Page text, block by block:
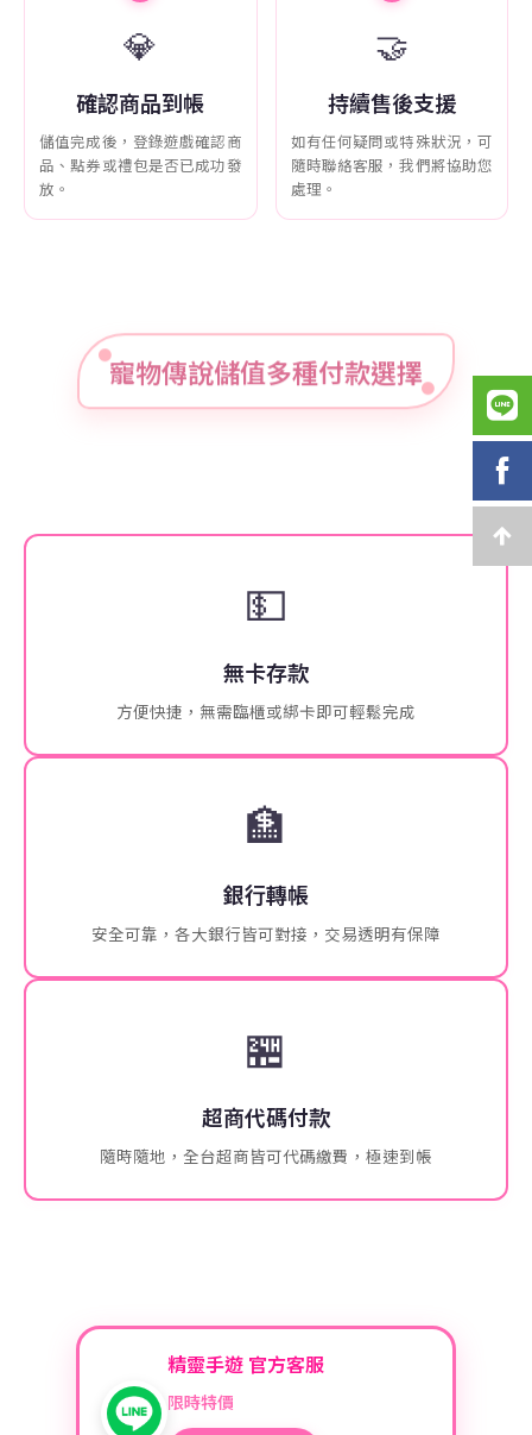
💎
確認商品到帳
儲值完成後，登錄遊戲確認商
品、點券或禮包是否已成功發
放。
🤝
持續售後支援
如有任何疑問或特殊狀況，可
隨時聯絡客服，我們將協助您
處理。
寵物傳說儲值多種付款選擇
💵
無卡存款
方便快捷，無需臨櫃或綁卡即可輕鬆完成
🏦
銀行轉帳
安全可靠，各大銀行皆可對接，交易透明有保障
🏪
超商代碼付款
隨時隨地，全台超商皆可代碼繳費，極速到帳
精靈手遊 官方客服
限時特價